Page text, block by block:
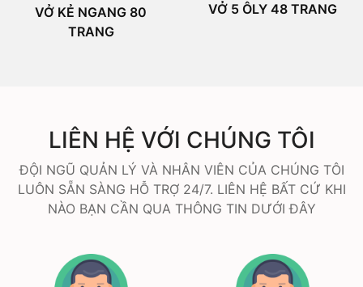
VỞ KẺ NGANG 80
TRANG
VỞ 5 ÔLY 48 TRANG
LIÊN HỆ VỚI CHÚNG TÔI
ĐỘI NGŨ QUẢN LÝ VÀ NHÂN VIÊN CỦA CHÚNG TÔI
LUÔN SẴN SÀNG HỖ TRỢ 24/7. LIÊN HỆ BẤT CỨ KHI
NÀO BẠN CẦN QUA THÔNG TIN DƯỚI ĐÂY